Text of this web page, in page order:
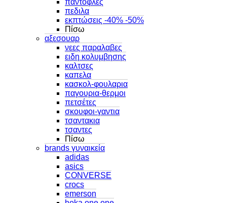
παντοφλες
πεδιλα
εκπτώσεις -40% -50%
Πίσω
αξεσουαρ
νεες παραλαβες
ειδη κολυμβησης
καλτσες
καπελα
κασκολ-φουλαρια
παγουρια-θερμοι
πετσέτες
σκουφοι-γαντια
τσαντακια
τσαντες
Πίσω
brands γυναικεία
adidas
asics
CONVERSE
crocs
emerson